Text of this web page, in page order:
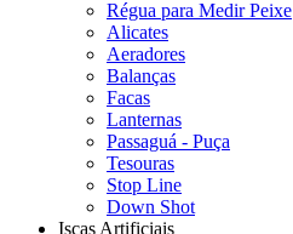
Régua para Medir Peixe
Alicates
Aeradores
Balanças
Facas
Lanternas
Passaguá - Puça
Tesouras
Stop Line
Down Shot
Iscas Artificiais